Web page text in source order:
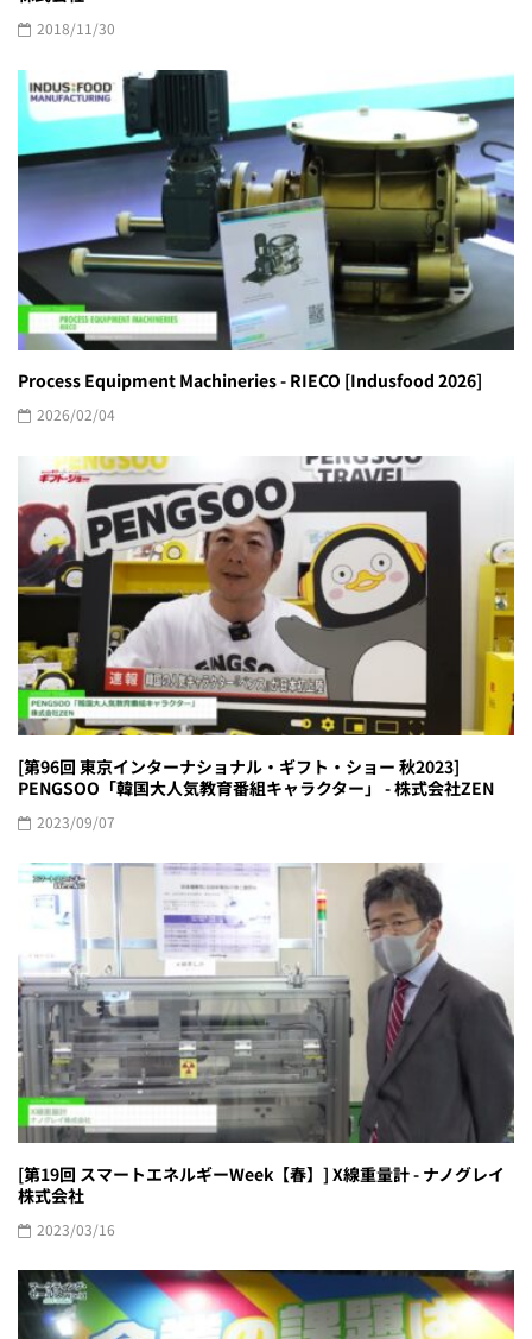
2018/11/30
Process Equipment Machineries - RIECO [Indusfood 2026]
2026/02/04
[第96回 東京インターナショナル・ギフト・ショー 秋2023]
PENGSOO「韓国大人気教育番組キャラクター」 - 株式会社ZEN
2023/09/07
[第19回 スマートエネルギーWeek【春】] X線重量計 - ナノグレイ
株式会社
2023/03/16